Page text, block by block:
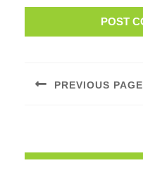
PREVIOUS PAGE